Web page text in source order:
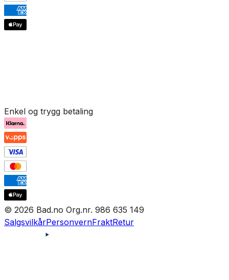
Enkel og trygg betaling
© 2026 Bad.no Org.nr. 986 635 149
SalgsvilkårPersonvernFraktRetur